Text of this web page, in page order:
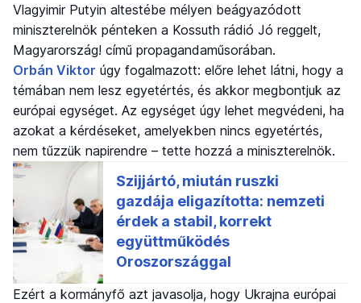
Vlagyimir Putyin altestébe mélyen beágyazódott
miniszterelnök pénteken a Kossuth rádió Jó reggelt,
Magyarország! című propagandaműsorában.
Orbán Viktor úgy fogalmazott: előre lehet látni, hogy a
témában nem lesz egyetértés, és akkor megbontjuk az
európai egységet. Az egységet úgy lehet megvédeni, ha
azokat a kérdéseket, amelyekben nincs egyetértés,
nem tűzzük napirendre – tette hozzá a miniszterelnök.
Ezért a kormányfő azt javasolja, hogy Ukrajna európai